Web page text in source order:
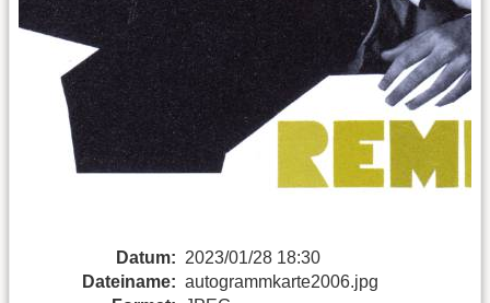
Datum: 2023/01/28 18:30
Dateiname: autogrammkarte2006.jpg